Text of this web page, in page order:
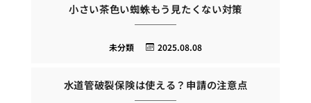
小さい茶色い蜘蛛もう見たくない対策
2025.08.08
未分類
水道管破裂保険は使える？申請の注意点